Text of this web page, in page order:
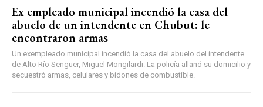
Ex empleado municipal incendió la casa del
abuelo de un intendente en Chubut: le
encontraron armas
Un exempleado municipal incendió la casa del abuelo del intendente
de Alto Río Senguer, Miguel Mongilardi. La policía allanó su domicilio y
secuestró armas, celulares y bidones de combustible.